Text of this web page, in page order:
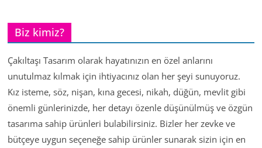
Biz kimiz?
Çakıltaşı Tasarım olarak hayatınızın en özel anlarını
unutulmaz kılmak için ihtiyacınız olan her şeyi sunuyoruz.
Kız isteme, söz, nişan, kına gecesi, nikah, düğün, mevlit gibi
önemli günlerinizde, her detayı özenle düşünülmüş ve özgün
tasarıma sahip ürünleri bulabilirsiniz. Bizler her zevke ve
bütçeye uygun seçeneğe sahip ürünler sunarak sizin için en